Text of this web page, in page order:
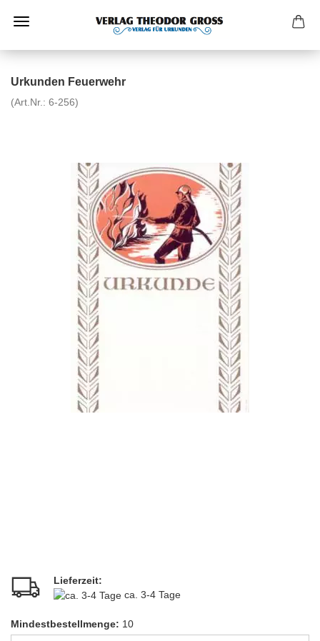
Urkunden Feuerwehr
(Art.Nr.: 6-256)
Lieferzeit:
ca. 3-4 Tage
Mindestbestellmenge: 10